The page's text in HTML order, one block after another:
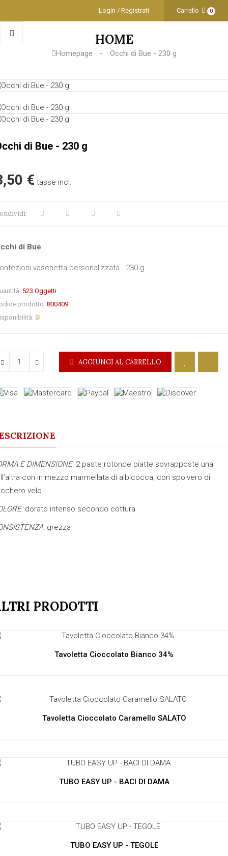
Login / Registrati Carrello 0
HOME
Homepage Occhi di Bue - 230 g
di Bue - 230 g
€ tasse incl.
di Bue
vaschetta personalizzata - 230 g
523 Oggetti
prodotto: 800409
SI
AGGIUNGI AL CARRELLO
E DIMENSIONE: 2 paste rotonde piatte sovrapposte una
con in mezzo marmellata di albicocca, con spolvero di
velo.
dorato intenso secondo cottura
grezza
PRODOTTI
Tavoletta Cioccolato Bianco 34%
Tavoletta Cioccolato Caramello SALATO
TUBO EASY UP - BACI DI DAMA
TUBO EASY UP - TEGOLE